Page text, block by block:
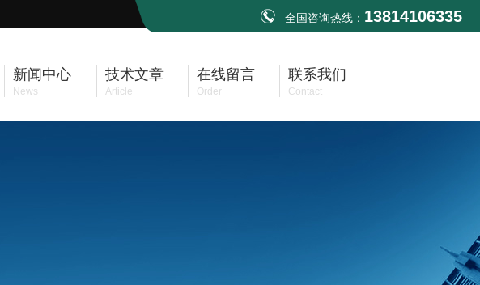
全国咨询热线： 13814106335
新闻中心
News
技术文章
Article
在线留言
Order
联系我们
Contact